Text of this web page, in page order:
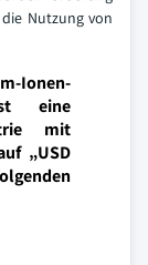
Nutzung von
Ionen-
eine
mit
„USD